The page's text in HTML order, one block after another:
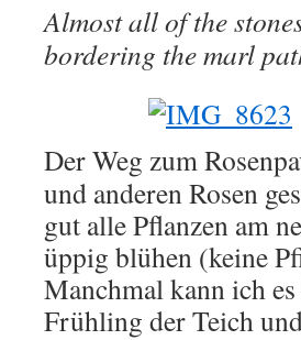
Almost all of the
bordering the marl
Der Weg zum
und anderen Rosen
gut alle Pflanzen am
üppig blühen (keine
Manchmal kann ich
Frühling der Teich